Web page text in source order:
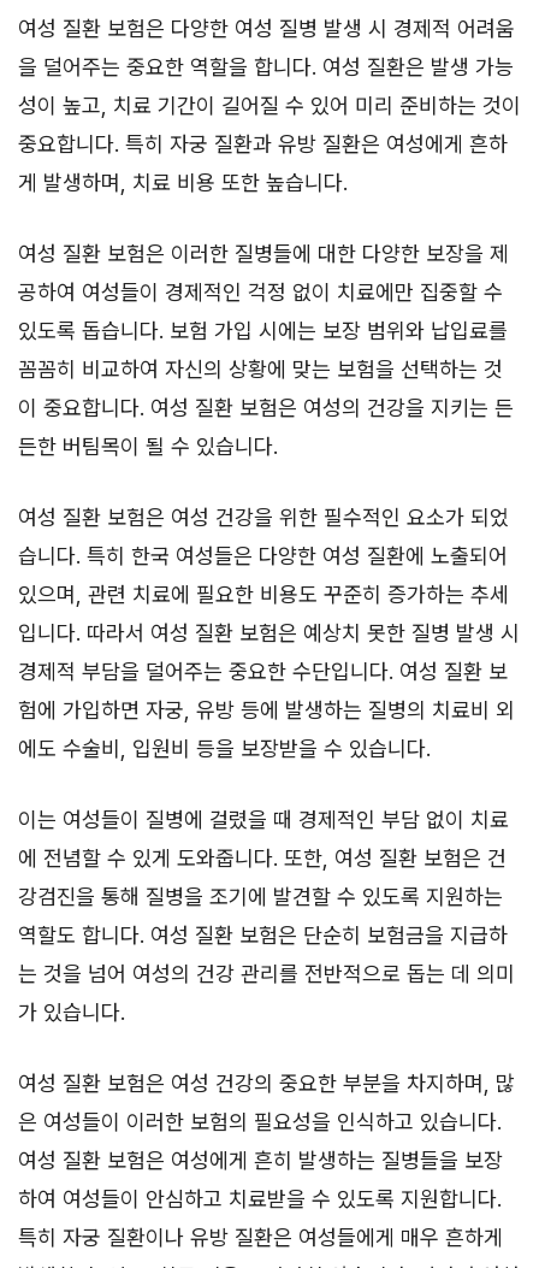
여성 질환 보험은 다양한 여성 질병 발생 시 경제적 어려움
을 덜어주는 중요한 역할을 합니다. 여성 질환은 발생 가능
성이 높고, 치료 기간이 길어질 수 있어 미리 준비하는 것이
중요합니다. 특히 자궁 질환과 유방 질환은 여성에게 흔하
게 발생하며, 치료 비용 또한 높습니다.
여성 질환 보험은 이러한 질병들에 대한 다양한 보장을 제
공하여 여성들이 경제적인 걱정 없이 치료에만 집중할 수
있도록 돕습니다. 보험 가입 시에는 보장 범위와 납입료를
꼼꼼히 비교하여 자신의 상황에 맞는 보험을 선택하는 것
이 중요합니다. 여성 질환 보험은 여성의 건강을 지키는 든
든한 버팀목이 될 수 있습니다.
여성 질환 보험은 여성 건강을 위한 필수적인 요소가 되었
습니다. 특히 한국 여성들은 다양한 여성 질환에 노출되어
있으며, 관련 치료에 필요한 비용도 꾸준히 증가하는 추세
입니다. 따라서 여성 질환 보험은 예상치 못한 질병 발생 시
경제적 부담을 덜어주는 중요한 수단입니다. 여성 질환 보
험에 가입하면 자궁, 유방 등에 발생하는 질병의 치료비 외
에도 수술비, 입원비 등을 보장받을 수 있습니다.
이는 여성들이 질병에 걸렸을 때 경제적인 부담 없이 치료
에 전념할 수 있게 도와줍니다. 또한, 여성 질환 보험은 건
강검진을 통해 질병을 조기에 발견할 수 있도록 지원하는
역할도 합니다. 여성 질환 보험은 단순히 보험금을 지급하
는 것을 넘어 여성의 건강 관리를 전반적으로 돕는 데 의미
가 있습니다.
여성 질환 보험은 여성 건강의 중요한 부분을 차지하며, 많
은 여성들이 이러한 보험의 필요성을 인식하고 있습니다.
여성 질환 보험은 여성에게 흔히 발생하는 질병들을 보장
하여 여성들이 안심하고 치료받을 수 있도록 지원합니다.
특히 자궁 질환이나 유방 질환은 여성들에게 매우 흔하게